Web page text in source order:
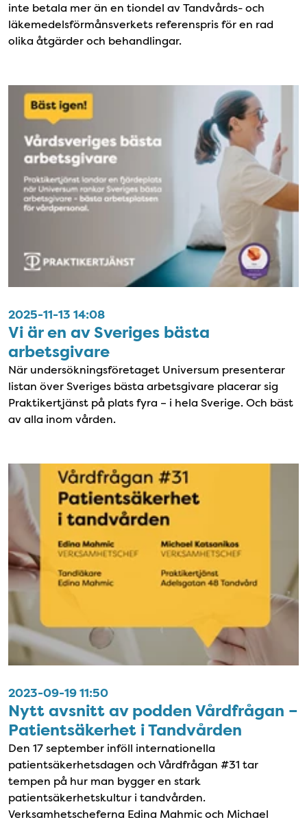
inte betala mer än en tiondel av Tandvårds- och
läkemedelsförmånsverkets referenspris för en rad
olika åtgärder och behandlingar.
2025-11-13 14:08
Vi är en av Sveriges bästa
arbetsgivare
När undersökningsföretaget Universum presenterar
listan över Sveriges bästa arbetsgivare placerar sig
Praktikertjänst på plats fyra – i hela Sverige. Och bäst
av alla inom vården.
2023-09-19 11:50
Nytt avsnitt av podden Vårdfrågan –
Patientsäkerhet i Tandvården
Den 17 september inföll internationella
patientsäkerhetsdagen och Vårdfrågan #31 tar
tempen på hur man bygger en stark
patientsäkerhetskultur i tandvården.
Verksamhetscheferna Edina Mahmic och Michael